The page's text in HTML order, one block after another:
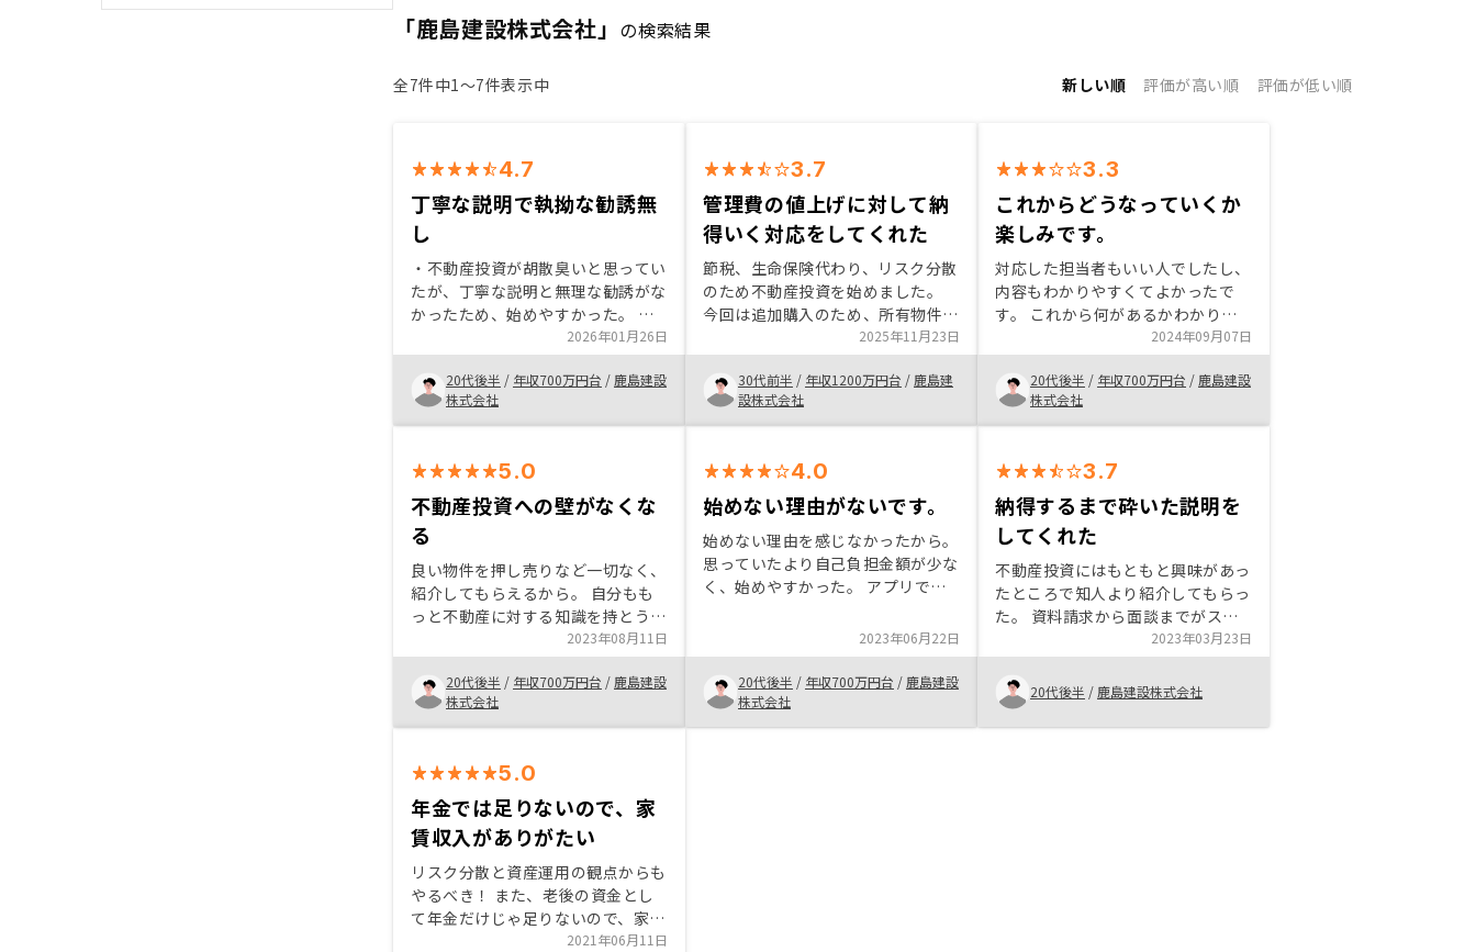
「鹿島建設株式会社」 の検索結果
全7件中1〜7件表示中 新しい順 評価が高い順 評価が低い順
4.7
丁寧な説明で執拗な勧誘無
し
・不動産投資が胡散臭いと思ってい
たが、丁寧な説明と無理な勧誘がな
かったため、始めやすかった。 ・
リターンばかりではなく、リスクに
対してもきちんと話をしてくれたた
め、双方を確実に比較した上で購入
を決めることができた。 新規のキ
ャンペーン期間を伸ばす
2026年01月26日
20代後半 / 年収700万円台 / 鹿島建設
株式会社
3.7
管理費の値上げに対して納
得いく対応をしてくれた
節税、生命保険代わり、リスク分散
のため不動産投資を始めました。
今回は追加購入のため、所有物件を
一括管理したくリノシーでの購入に
決めましたが、購入直前での管理費
の値上げなどにも納得のいく対応を
してくれたので、信頼できると思っ
た。
2025年11月23日
30代前半 / 年収1200万円台 / 鹿島建
設株式会社
3.3
これからどうなっていくか
楽しみです。
対応した担当者もいい人でしたし、
内容もわかりやすくてよかったで
す。 これから何があるかわかりま
せんが、投資として不動産はとても
簡潔でわかりやすいものだと思いま
す。 やってみる価値はあると思い
ます。
2024年09月07日
20代後半 / 年収700万円台 / 鹿島建設
株式会社
5.0
不動産投資への壁がなくな
る
良い物件を押し売りなど一切なく、
紹介してもらえるから。 自分もも
っと不動産に対する知識を持とうと
思える。 自分だけで勉強するには
どうしても不十分なことがあるが、
ちゃんと正しい知識を身につけて不
動産投資を行うようになれる。
2023年08月11日
20代後半 / 年収700万円台 / 鹿島建設
株式会社
4.0
始めない理由がないです。
始めない理由を感じなかったから。
思っていたより自己負担金額が少な
く、始めやすかった。 アプリで管
ていたとしても、管理するのが簡単
にできる。 一度話を聞くだけでも
聞いてみて欲しい。
2023年06月22日
20代後半 / 年収700万円台 / 鹿島建設
株式会社
3.7
納得するまで砕いた説明を
してくれた
不動産投資にはもともと興味があっ
たところで知人より紹介してもらっ
た。 資料請求から面談までがスム
ーズでよかった。 また質問にも随
時回答いただけ、円滑な連絡体制が
整っている。 また、面談から面談
までスピード感があり、内容を忘れ
ぬうちに段階を踏むことができると
2023年03月23日
20代後半 / 鹿島建設株式会社
5.0
年金では足りないので、家
賃収入がありがたい
リスク分散と資産運用の観点からも
やるべき！ また、老後の資金とし
て年金だけじゃ足りないので、家賃
収入があるのはありがたい。2021年06月11日